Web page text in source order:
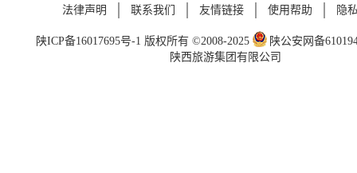
法律声明 联系我们 友情链接 使用帮助 隐
陕ICP备16017695号-1 版权所有 ©2008-2025
陕公安网备
陕西旅游集团有限公司